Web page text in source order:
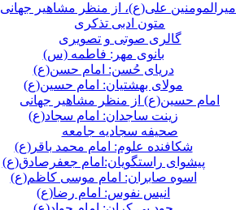
امیرالمومنین علی(ع)، از منظر مشاهیر جهانی
متون ادبی تذکری
گالری صوتی و تصویری
بانوی مهر: فاطمه (س)
دریای حُسن: امام حسن(ع)
مولای بهشتیان: امام حسین(ع)
امام حسین(ع) از منظر مشاهیر جهانی
زینت ساجدان: امام سجاد(ع)
صحیفه سجادیه جامعه
شکافنده علوم: امام محمد باقر(ع)
پیشوای راستگویان:امام جعفرصادق(ع)
اسوه صابران: امام موسی کاظم(ع)
انیس نفوس: امام رضا(ع)